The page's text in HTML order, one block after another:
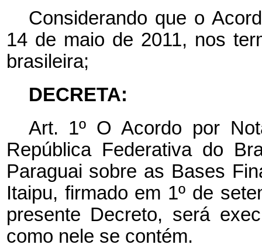
Considerando que o
14 de maio de 2011, nos
brasileira;
DECRETA:
Art. 1º O Acordo por
República Federativa do
Paraguai sobre as Bases
Itaipu, firmado em 1º de
presente Decreto, será
como nele se contém.